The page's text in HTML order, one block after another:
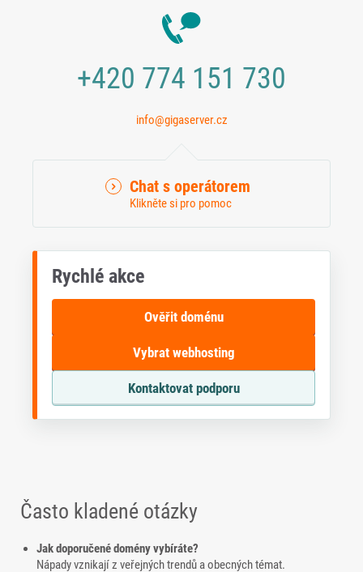
+420 774 151 730
info@gigaserver.cz
Chat s operátorem
Klikněte si pro pomoc
Rychlé akce
Ověřit doménu
Vybrat webhosting
Kontaktovat podporu
Často kladené otázky
Jak doporučené domény vybíráte?
Nápady vznikají z veřejných trendů a obecných témat.